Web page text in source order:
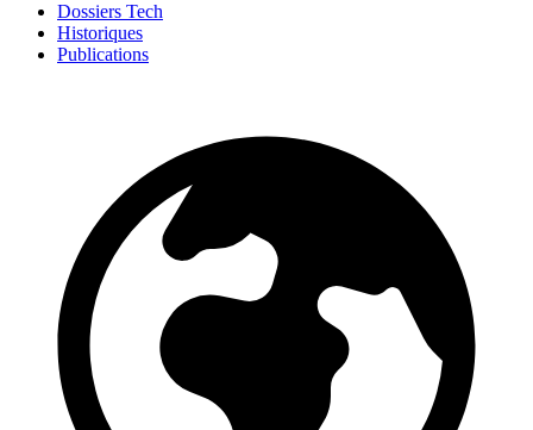
Dossiers Tech
Historiques
Publications